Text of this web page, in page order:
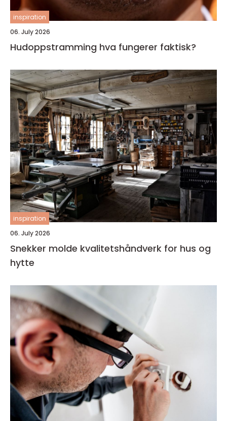
inspiration
06. July 2026
Hudoppstramming hva fungerer faktisk?
inspiration
06. July 2026
Snekker molde kvalitetshåndverk for hus og
hytte